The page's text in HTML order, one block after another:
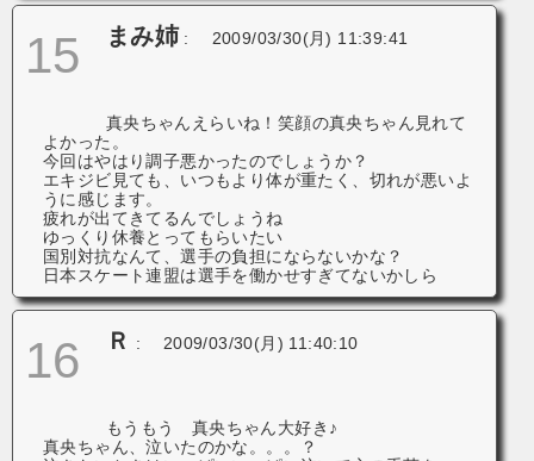
15 まみ姉 : 2009/03/30(月) 11:39:41
真央ちゃんえらいね！笑顔の真央ちゃん見れて
よかった。
今回はやはり調子悪かったのでしょうか？
エキジビ見ても、いつもより体が重たく、切れが悪いよ
うに感じます。
疲れが出てきてるんでしょうね
ゆっくり休養とってもらいたい
国別対抗なんて、選手の負担にならないかな？
日本スケート連盟は選手を働かせすぎてないかしら
16 Ｒ : 2009/03/30(月) 11:40:10
もうもう 真央ちゃん大好き♪
真央ちゃん、泣いたのかな。。。？